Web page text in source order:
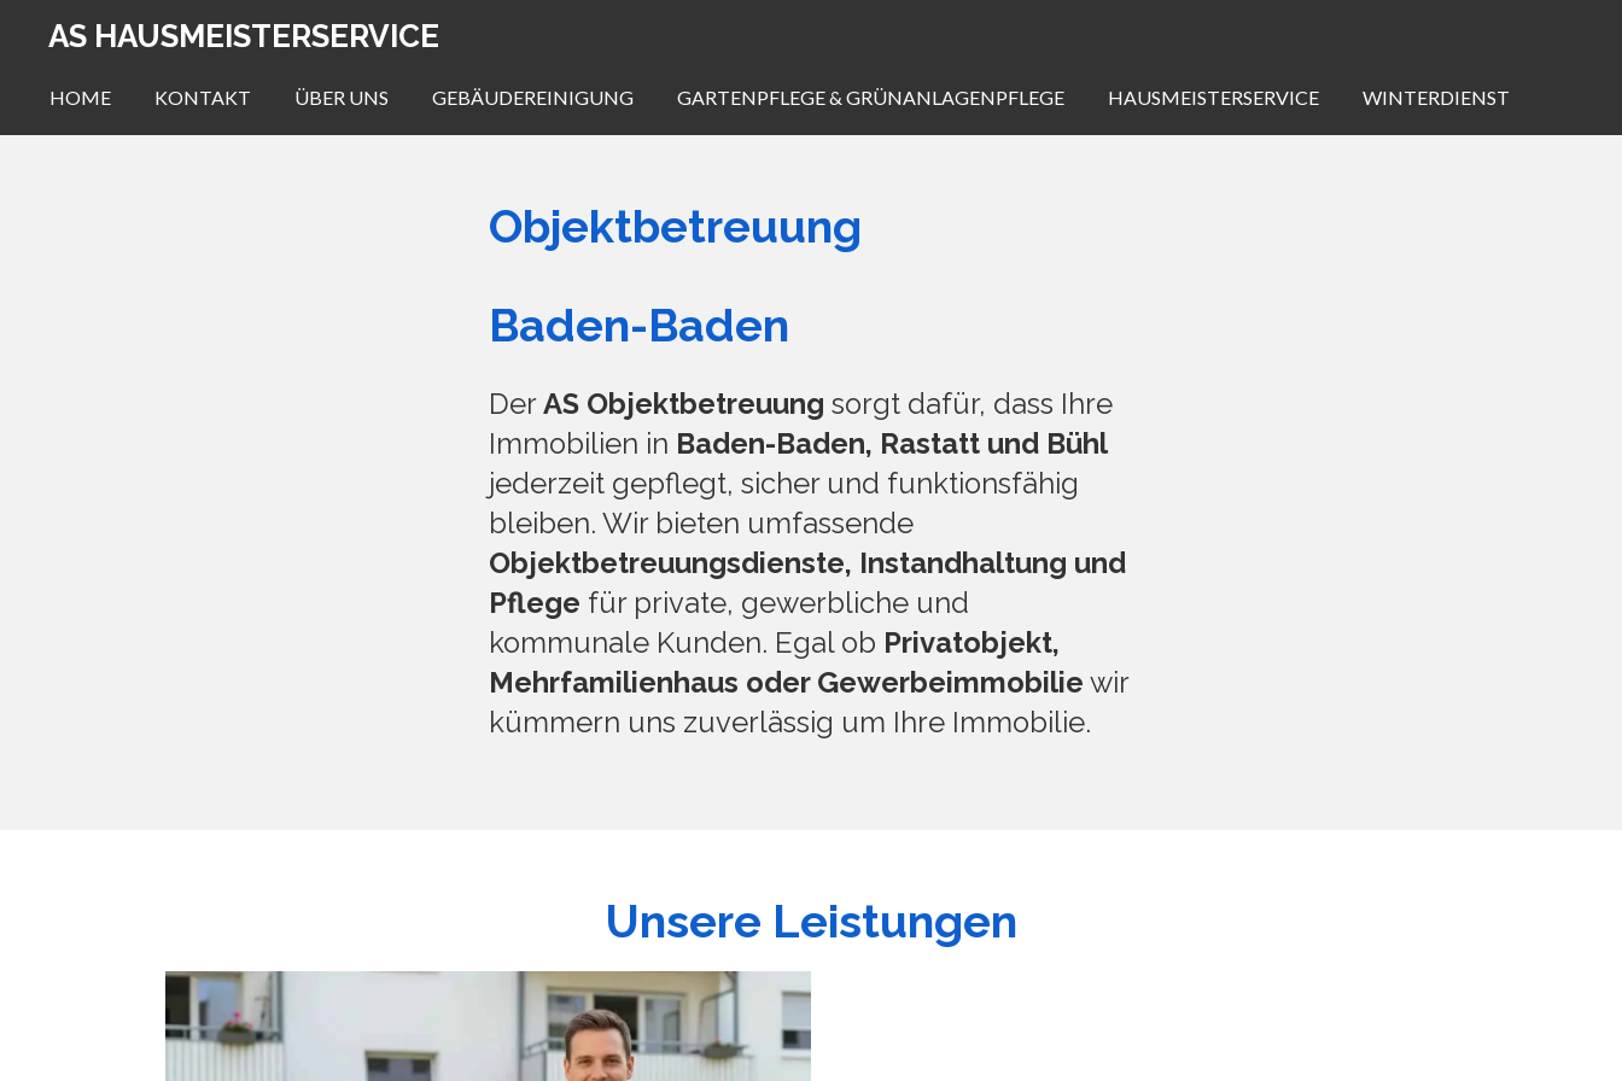
springen
AS HAUSMEISTERSERVICE
HOME KONTAKT ÜBER UNS GEBÄUDEREINIGUNG GARTENPFLEGE & GRÜNANLAGENPFLEGE HAUSMEISTERSERVICE WINTERDIENST
Objektbetreuung
Baden-Baden
DerAS Objektbetreuung sorgt dafür, dass Ihre
Immobilien in Baden-Baden, Rastatt und Bühl
jederzeit gepflegt, sicher und funktionsfähig
bleiben. Wir bieten umfassende
Objektbetreuungsdienste, Instandhaltung und
Pflege für private, gewerbliche und
kommunale Kunden. Egal ob Privatobjekt,
Mehrfamilienhaus oder Gewerbeimmobilie wir
kümmern uns zuverlässig um Ihre Immobilie.
Unsere Leistungen